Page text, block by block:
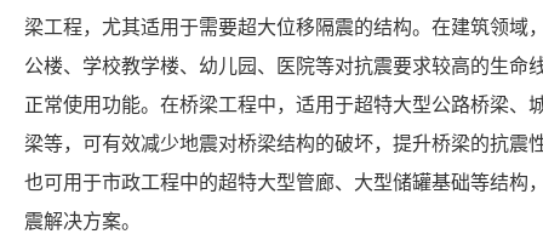
梁工程，尤其适用于需要超大位移隔震的结构。在建筑领域
公楼、学校教学楼、幼儿园、医院等对抗震要求较高的生命
正常使用功能。在桥梁工程中，适用于超特大型公路桥梁、
梁等，可有效减少地震对桥梁结构的破坏，提升桥梁的抗震
也可用于市政工程中的超特大型管廊、大型储罐基础等结构
震解决方案。